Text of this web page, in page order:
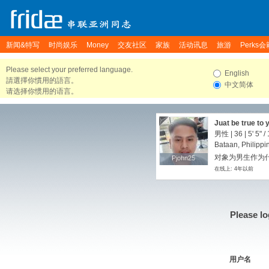
新闻&特写 时尚娱乐 Money 交友社区 家族 活动讯息 旅游 Perks会
Please select your preferred language.
請選擇你慣用的語言。
请选择你惯用的语言。
English
中文简体
Pjohn25
Pjohn25
Juat be true to
男性 | 36 | 5' 5" /
Bataan,
对象为男生作为
在线上: 4年以前
Please
用户名